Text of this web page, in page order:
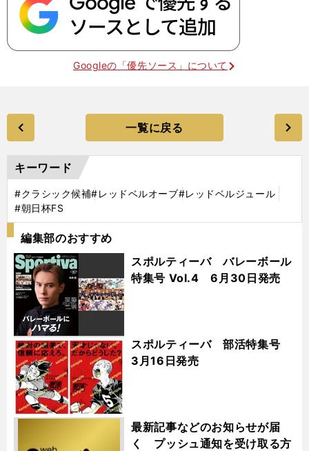
Googleの「優先ソース」について
一覧に戻る
キーワード
#クラシック候補#レッドベルオーブ#レッドベルジュール
#朝日杯FS
編集部のおすすめ
スポルティーバ バレーボール
特集号 Vol.4 6月30日発売
スポルティーバ 部活特集号
3月16日発売
最新記事などのお知らせが届
く プッシュ通知を受け取る方